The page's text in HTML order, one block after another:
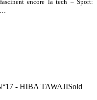
encore la tech – Sport:
Sold